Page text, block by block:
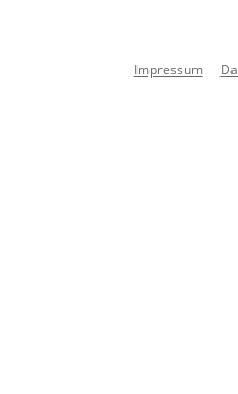
Impressum